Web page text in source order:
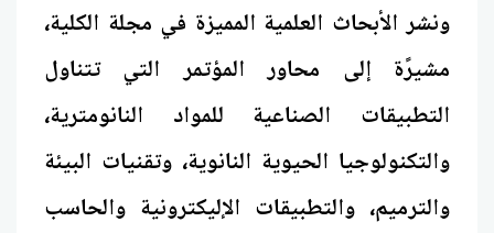
ونشر الأبحاث العلمية المميزة في مجلة الكلية،
مشيرًة إلى محاور المؤتمر التي تتناول
التطبيقات الصناعية للمواد النانومترية،
والتكنولوجيا الحيوية النانوية، وتقنيات البيئة
والترميم، والتطبيقات الإليكترونية والحاسب